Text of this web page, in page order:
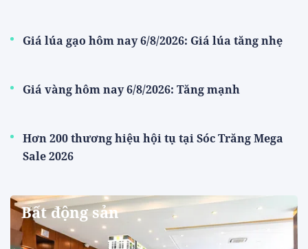
Giá lúa gạo hôm nay 6/8/2026: Giá lúa tăng nhẹ
Giá vàng hôm nay 6/8/2026: Tăng mạnh
Hơn 200 thương hiệu hội tụ tại Sóc Trăng Mega
Sale 2026
Bất động sản